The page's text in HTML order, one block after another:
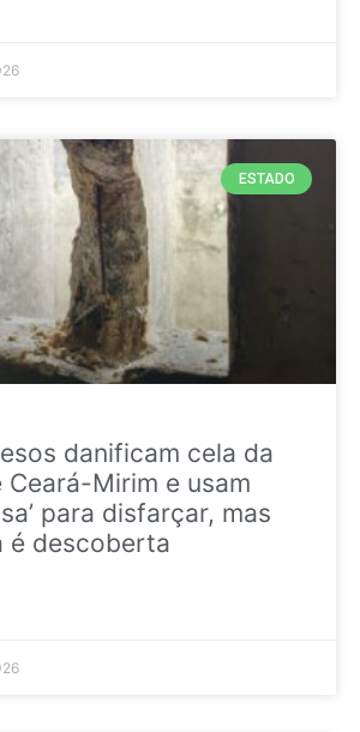
ESTADO
danificam cela da
Ceará-Mirim e usam
para disfarçar, mas
é descoberta